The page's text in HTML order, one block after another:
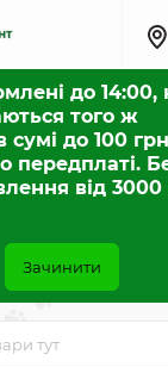
до 14:00,
того ж
до 100 грн
передплаті.
від 3000
Зачинити